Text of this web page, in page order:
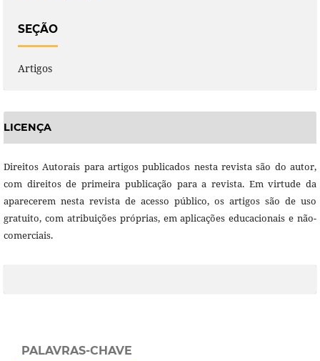
SEÇÃO
Artigos
LICENÇA
Direitos Autorais para artigos publicados nesta revista são do autor,
com direitos de primeira publicação para a revista. Em virtude da
aparecerem nesta revista de acesso público, os artigos são de uso
gratuito, com atribuições próprias, em aplicações educacionais e não-
comerciais.
PALAVRAS-CHAVE